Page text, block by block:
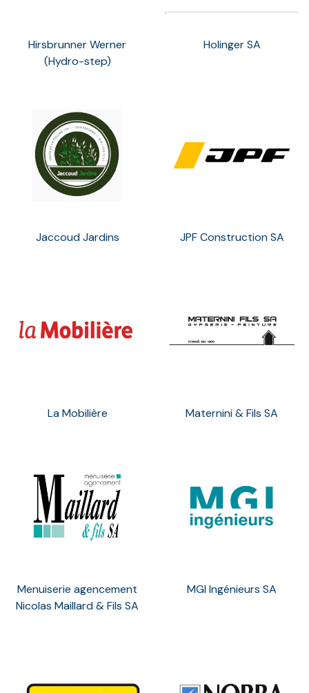
Hirsbrunner Werner
(Hydro-step)
Holinger SA
Jaccoud Jardins JPF Construction SA
La Mobilière Maternini & Fils SA
Menuiserie agencement
Nicolas Maillard & Fils SA
MGI Ingénieurs SA